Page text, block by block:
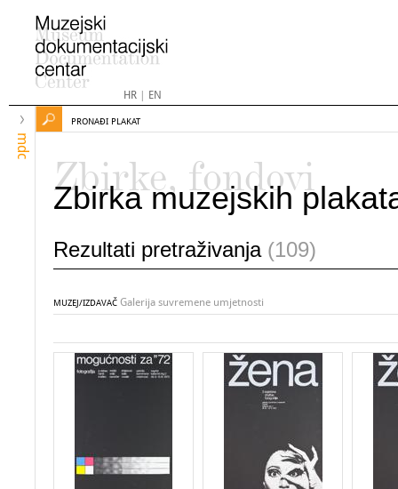
HR| EN
mdc
PRONAĐI PLAKAT
Zbirke, fondovi
Zbirka muzejskih
Rezultati pretraživanja (109)
MUZEJ/IZDAVAČ Galerija suvremene umjetnosti